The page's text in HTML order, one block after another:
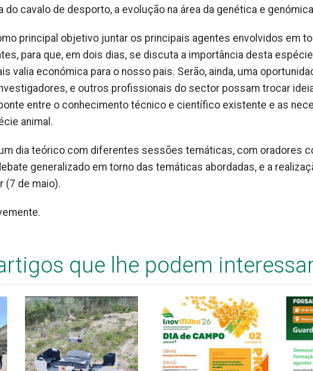
cavalo de desporto, a evolução na área da genética e
principal objetivo juntar os principais agentes envolvidos em
para que, em dois dias, se discuta a importância desta
valia económica para o nosso pais. Serão, ainda, uma
e outros profissionais do sector possam trocar
entre o conhecimento técnico e científico existente e as
animal.
dia teórico com diferentes sessões temáticas, com oradores
generalizado em torno das temáticas abordadas, e a
(7 de maio).
que lhe podem